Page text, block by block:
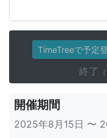
TimeTreeで予定
終了
開催期間
2025年8月15日 〜